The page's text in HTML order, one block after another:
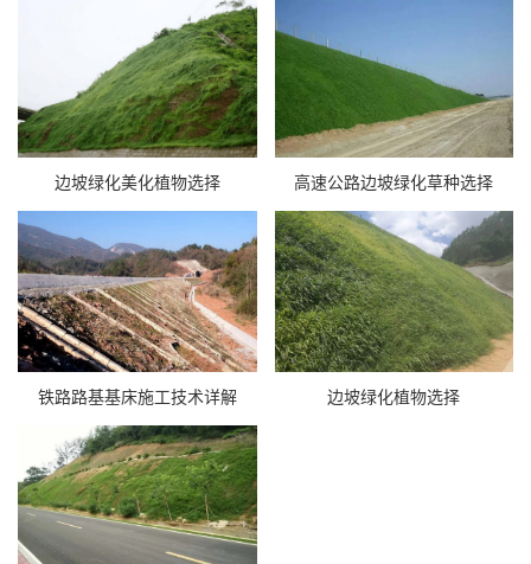
边坡绿化美化植物选择 高速公路边坡绿化草种选择
铁路路基基床施工技术详解 边坡绿化植物选择